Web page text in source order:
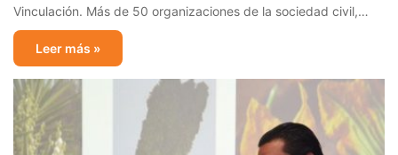
Vinculación. Más de 50 organizaciones de la sociedad civil,…
Leer más »